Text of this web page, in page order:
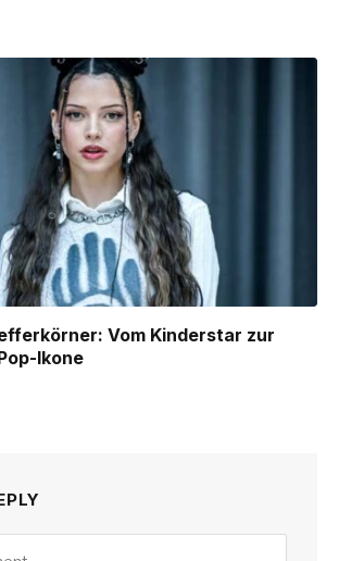
Vom Kinderstar zur
Ikone